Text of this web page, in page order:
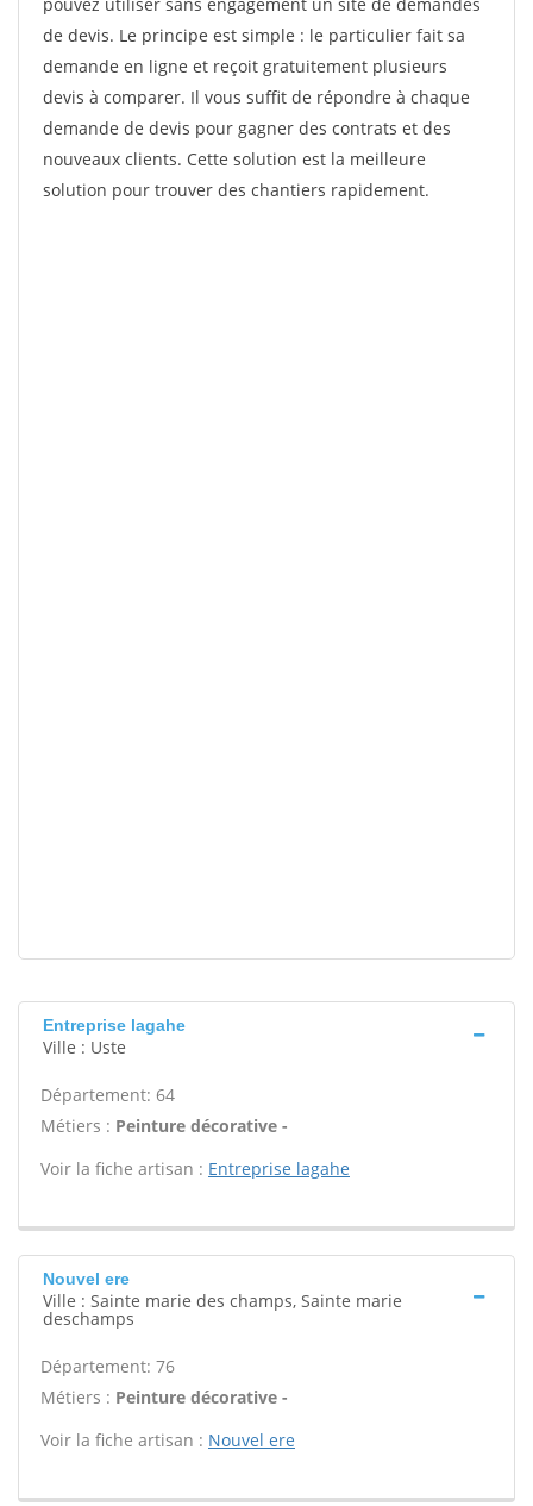
de devis. Le principe est simple : le particulier fait sa
demande en ligne et reçoit gratuitement plusieurs
devis à comparer. Il vous suffit de répondre à chaque
demande de devis pour gagner des contrats et des
nouveaux clients. Cette solution est la meilleure
solution pour trouver des chantiers rapidement.
Entreprise lagahe
Ville : Uste
Département: 64
Métiers : Peinture décorative -
Voir la fiche artisan : Entreprise lagahe
Nouvel ere
Ville : Sainte marie des champs, Sainte marie
deschamps
Département: 76
Métiers : Peinture décorative -
Voir la fiche artisan : Nouvel ere